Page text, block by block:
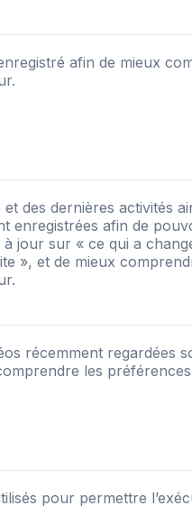
afin de mieux
des dernières activités
enregistrées afin de
jour sur « ce qui a
», et de mieux
récemment regardées
les
pour permettre